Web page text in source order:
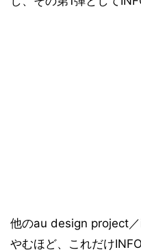
他のau design project
やむほど、これだけ